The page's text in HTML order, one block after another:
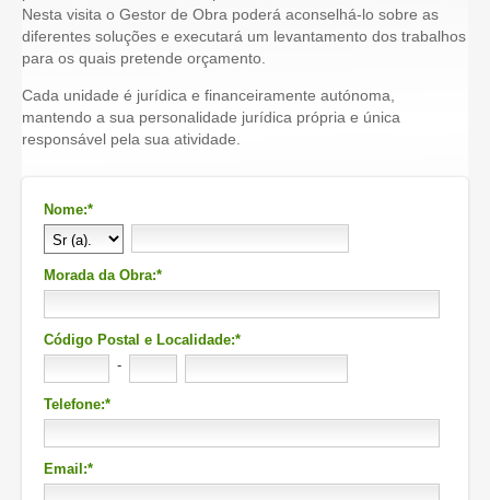
Nesta visita o Gestor de Obra poderá aconselhá-lo sobre as
diferentes soluções e executará um levantamento dos trabalhos
para os quais pretende orçamento.
Cada unidade é jurídica e financeiramente autónoma,
mantendo a sua personalidade jurídica própria e única
responsável pela sua atividade.
Nome:*
Morada da Obra:*
Código Postal e Localidade:*
-
Telefone:*
Email:*